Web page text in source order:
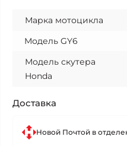
Марка мотоцикла
Модель GY6
Модель скутера
Honda
Доставка
Новой Почтой в